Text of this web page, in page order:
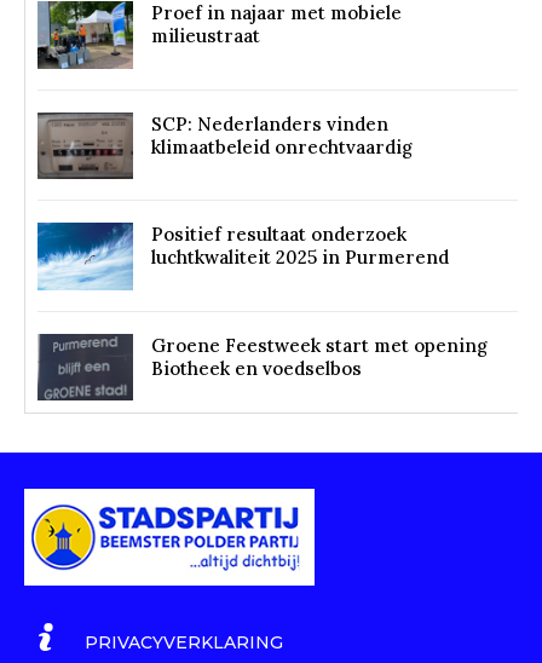
Proef in najaar met mobiele
milieustraat
SCP: Nederlanders vinden
klimaatbeleid onrechtvaardig
Positief resultaat onderzoek
luchtkwaliteit 2025 in Purmerend
Groene Feestweek start met opening
Biotheek en voedselbos
PRIVACYVERKLARING